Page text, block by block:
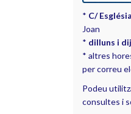
* C/
Joan
* dilluns i
* altres
per correu
Podeu
consultes i